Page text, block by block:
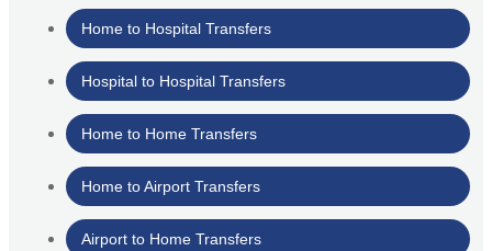
Home to Hospital Transfers
Hospital to Hospital Transfers
Home to Home Transfers
Home to Airport Transfers
Airport to Home Transfers